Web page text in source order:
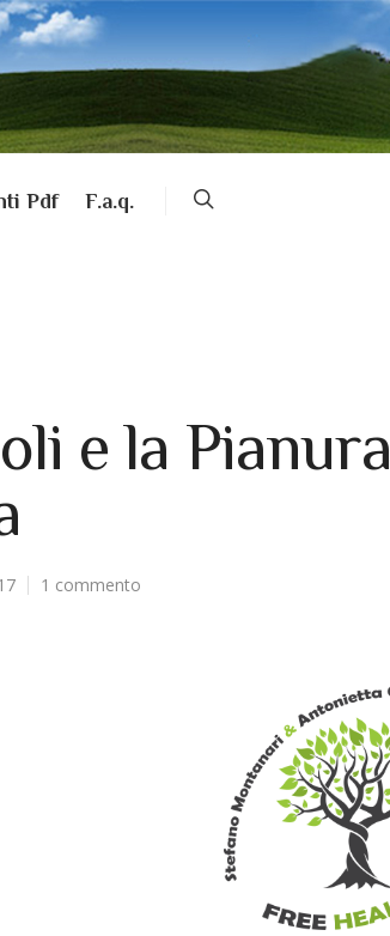
Pdf F.a.q.
e la Pianura
1 commento